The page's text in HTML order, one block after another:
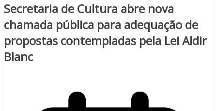
Secretaria de Cultura abre nova
chamada pública para adequação de
propostas contempladas pela Lei Aldir
Blanc